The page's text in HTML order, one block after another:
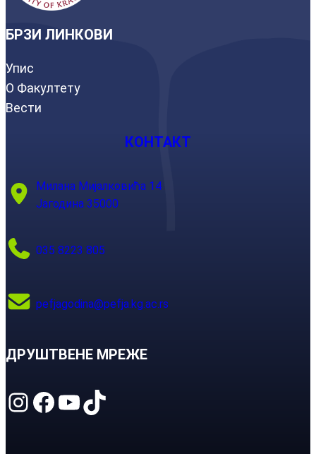
БРЗИ ЛИНКОВИ
Упис
О Факултету
Вести
КОНТАКТ
Милана Мијалковића 14
Јагодина 35000
035 8223 805
pefjagodina@pefja.kg.ac.rs
ДРУШТВЕНЕ МРЕЖЕ
Instagram Facebook YouTube TikTok